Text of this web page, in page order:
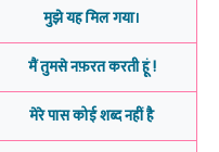
मुझे यह मिल गया।
मैं तुमसे नफ़रत करती हूं !
मेरे पास कोई शब्द नहीं है